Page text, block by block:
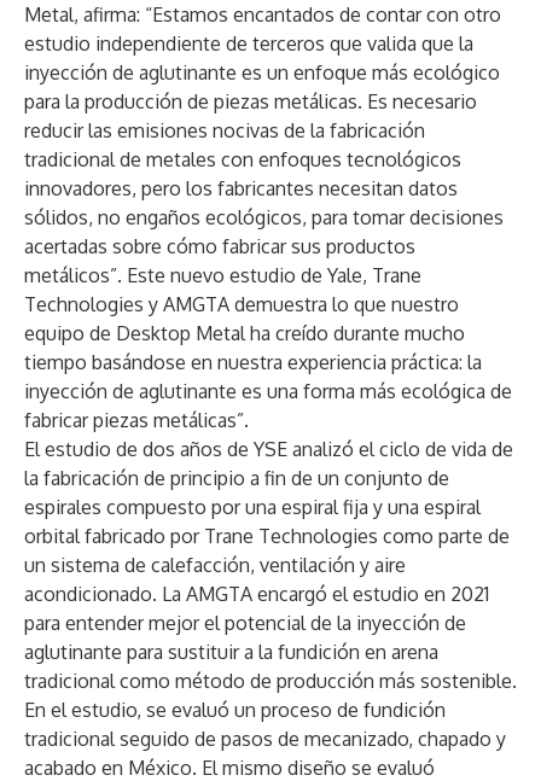
Metal, afirma: “Estamos encantados de contar con otro
estudio independiente de terceros que valida que la
inyección de aglutinante es un enfoque más ecológico
para la producción de piezas metálicas. Es necesario
reducir las emisiones nocivas de la fabricación
tradicional de metales con enfoques tecnológicos
innovadores, pero los fabricantes necesitan datos
sólidos, no engaños ecológicos, para tomar decisiones
acertadas sobre cómo fabricar sus productos
metálicos”. Este nuevo estudio de Yale, Trane
Technologies y AMGTA demuestra lo que nuestro
equipo de Desktop Metal ha creído durante mucho
tiempo basándose en nuestra experiencia práctica: la
inyección de aglutinante es una forma más ecológica de
fabricar piezas metálicas”.
El estudio de dos años de YSE analizó el ciclo de vida de
la fabricación de principio a fin de un conjunto de
espirales compuesto por una espiral fija y una espiral
orbital fabricado por Trane Technologies como parte de
un sistema de calefacción, ventilación y aire
acondicionado. La AMGTA encargó el estudio en 2021
para entender mejor el potencial de la inyección de
aglutinante para sustituir a la fundición en arena
tradicional como método de producción más sostenible.
En el estudio, se evaluó un proceso de fundición
tradicional seguido de pasos de mecanizado, chapado y
acabado en México. El mismo diseño se evaluó